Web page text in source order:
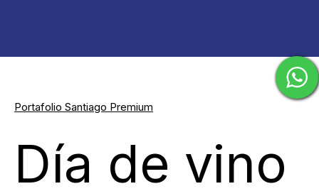
Portafolio Santiago Premium
Día de vino